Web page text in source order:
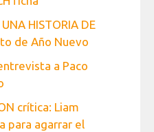
HISTORIA DE
de Año Nuevo
a Paco
crítica: Liam
para agarrar el